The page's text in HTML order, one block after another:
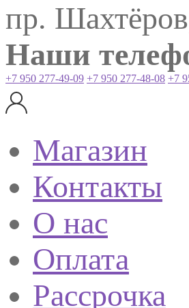
пр.
Наши
+7 950 277-49-09 +7 950 277-48-08 +7
Магазин
Контакты
О нас
Оплата
Рассрочка